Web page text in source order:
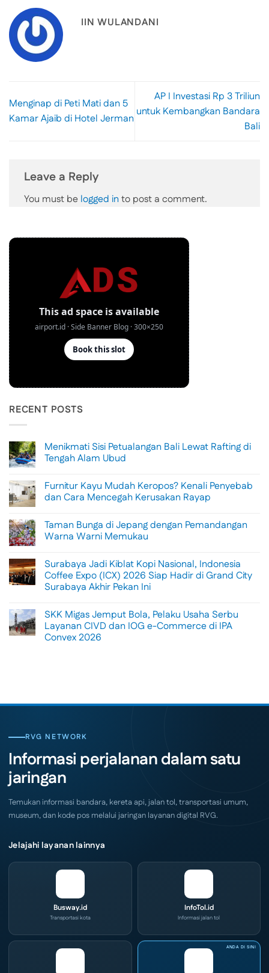
IIN WULANDANI
Menginap di Peti Mati dan 5
Kamar Ajaib di Hotel Jerman
AP I Investasi Rp 3 Triliun
untuk Kembangkan Bandara
Bali
Leave a Reply
You must be logged in to post a comment.
RECENT POSTS
Menikmati Sisi Petualangan Bali Lewat Rafting di
Tengah Alam Ubud
on
Menikmati
Sisi
Lewat
Rafting
di
Ubud
Furnitur Kayu Mudah Keropos? Kenali Penyebab
dan Cara Mencegah Kerusakan Rayap
on
Furnitur
Kayu
Kenali
Penyebab
dan
Cara
Rayap
Taman Bunga di Jepang dengan Pemandangan
Warna Warni Memukau
on
Taman
Bunga
di
Pemandangan
Warna
Warni
Memukau
Surabaya Jadi Kiblat Kopi Nasional, Indonesia
Coffee Expo (ICX) 2026 Siap Hadir di Grand City
Surabaya Akhir Pekan Ini
on
Surabaya
Jadi
Kiblat
Hadir
City
Surabaya
Pekan
Ini
SKK Migas Jemput Bola, Pelaku Usaha Serbu
Layanan CIVD dan IOG e-Commerce di IPA
Convex 2026
Pelaku
CIVD
e-
Commerce
di
IPA
2026
RVG NETWORK
Informasi perjalanan dalam satu
jaringan
Temukan informasi bandara, kereta api, jalan tol, transportasi umum,
museum, dan kode pos melalui jaringan layanan digital RVG.
Jelajahi layanan lainnya
Busway.id
Transportasi kota
InfoTol.id
Informasi jalan tol